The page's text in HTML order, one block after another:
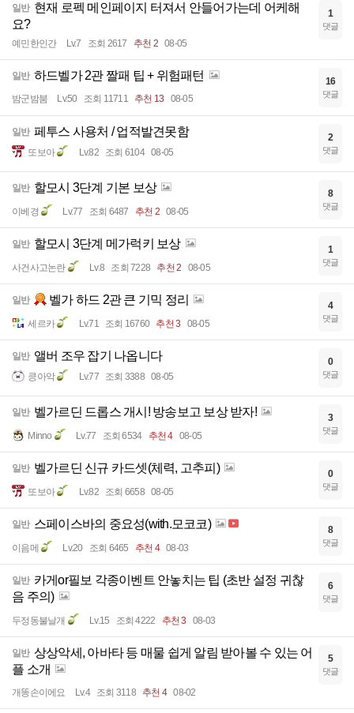
일반 현재 로펙 메인페이지 터져서 안들어가는데 어케해
요?
예민한인간 Lv.7 조회 2617 추천 2 08-05
1
댓글
일반 하드벨가 2관 짤패 팁 + 위험패턴
밤군밤붐 Lv.50 조회 11711 추천 13 08-05
16
댓글
일반 페투스 사용처 / 업적발견못함
또보아 Lv.82 조회 6104 08-05
2
댓글
일반 할모시 3단계 기본 보상
이베경 Lv.77 조회 6487 추천 2 08-05
8
댓글
일반 할모시 3단계 메가럭키 보상
사건사고논란 Lv.8 조회 7228 추천 2 08-05
1
댓글
일반 벨가 하드 2관 큰 기믹 정리
세르카 Lv.71 조회 16760 추천 3 08-05
4
댓글
일반 앨버 조우 잡기 나옵니다
킁아악 Lv.77 조회 3388 08-05
0
댓글
일반 벨가르딘 드롭스 개시! 방송보고 보상 받자!
Minno Lv.77 조회 6534 추천 4 08-05
3
댓글
일반 벨가르딘 신규 카드셋(체력, 고추피)
또보아 Lv.82 조회 6658 08-05
0
댓글
일반 스페이스바의 중요성(with.모코코)
이음메 Lv.20 조회 6465 추천 4 08-03
8
댓글
일반 카게or필보 각종이벤트 안놓치는 팁 (초반 설정 귀찮
음 주의)
두정동불날개 Lv.15 조회 4222 추천 3 08-03
6
댓글
일반 상상악세, 아바타 등 매물 쉽게 알림 받아볼 수 있는 어
플 소개
개똥손이에요 Lv.4 조회 3118 추천 4 08-02
5
댓글